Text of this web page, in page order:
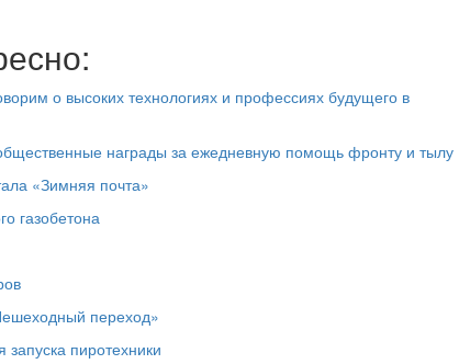
о высоких технологиях и профессиях будущего в
награды за ежедневную помощь фронту и тылу
«Зимняя почта»
газобетона
переход»
пиротехники